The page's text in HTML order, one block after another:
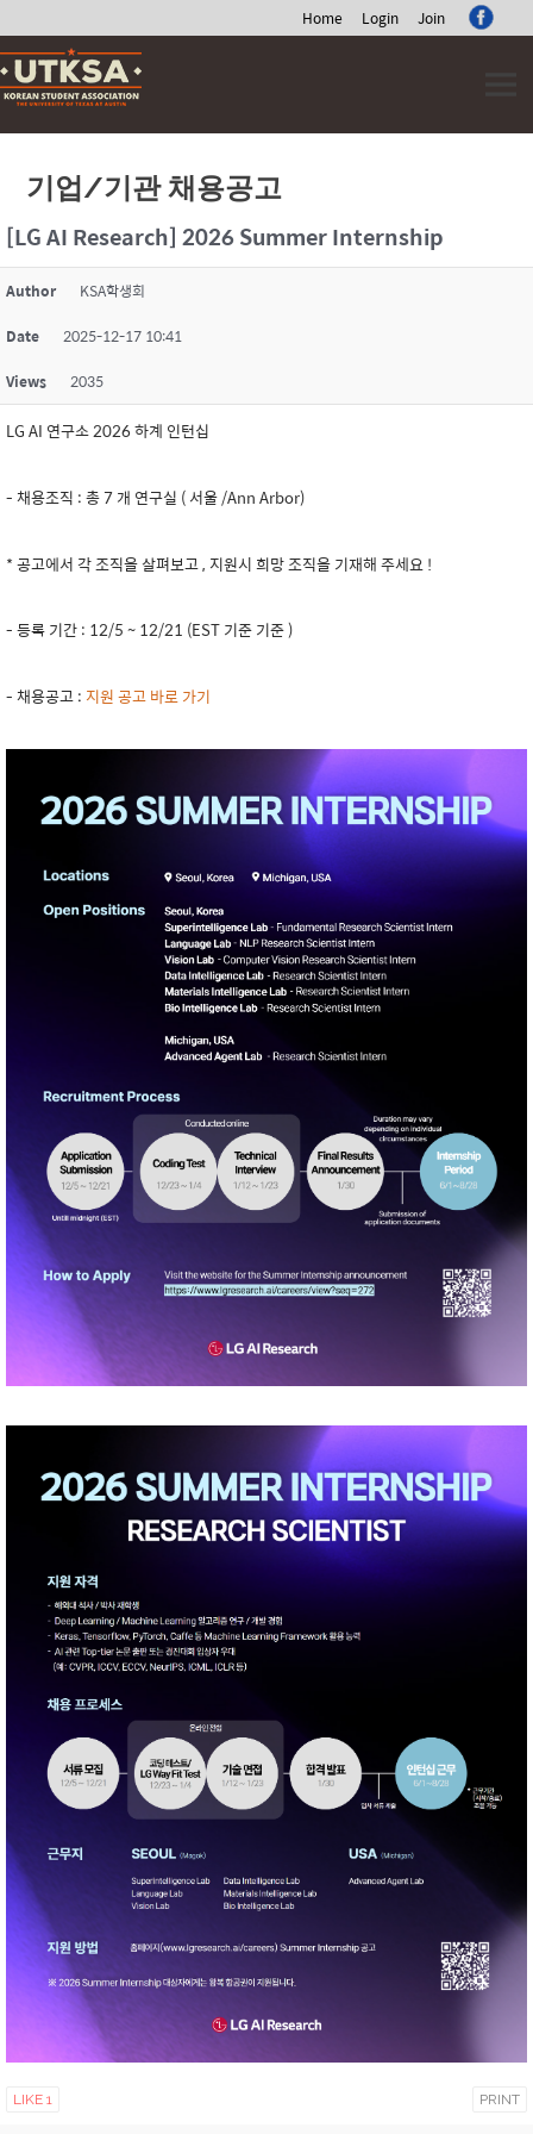
Home Login Join
Skip
to
content
기업/기관 채용공고
[LG AI Research] 2026 Summer Internship
Author KSA학생회
Date 2025-12-17 10:41
Views 2035
LG AI 연구소 2026 하계 인턴십
- 채용조직 : 총 7 개 연구실 ( 서울 /Ann Arbor)
* 공고에서 각 조직을 살펴보고 , 지원시 희망 조직을 기재해 주세요 !
- 등록 기간 : 12/5 ~ 12/21 (EST 기준 기준 )
- 채용공고 : 지원 공고 바로 가기
LIKE 1 PRINT